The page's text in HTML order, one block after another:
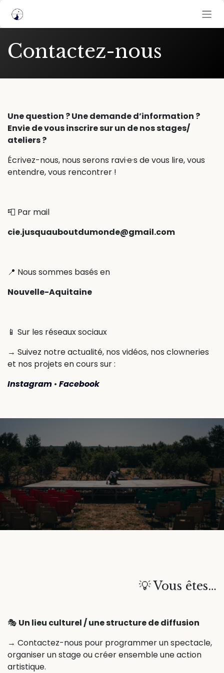
Contactez-nous
Une question ? Une demande d’information ?
Envie de vous inscrire sur un de nos stages/
ateliers ?
Écrivez-nous, nous serons ravi·e·s de vous lire, vous
entendre, vous rencontrer !
📮 Par mail
cie.jusquauboutdumonde@gmail.com
📍 Nous sommes basés en
Nouvelle-Aquitaine
📱 Sur les réseaux sociaux
→ Suivez notre actualité, nos vidéos, nos clowneries
et nos projets en cours sur :
Instagram • Facebook
💡 Vous êtes…
🎭 Un lieu culturel / une structure de diffusion
→ Contactez-nous pour programmer un spectacle,
organiser un stage ou créer ensemble une action
artistique.